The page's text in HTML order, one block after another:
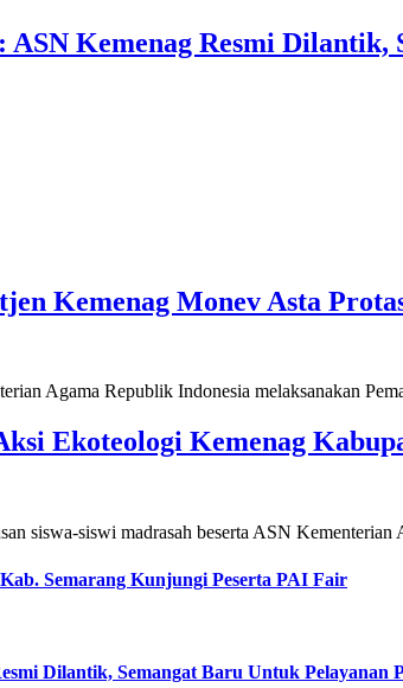
Kemenag Resmi
Kemenag Monev Asta
Agama Republik Indonesia melaksanakan
Ekoteologi Kemenag
siswa-siswi madrasah beserta ASN
Semarang Kunjungi Peserta PAI Fair
Dilantik, Semangat Baru Untuk Pelayanan